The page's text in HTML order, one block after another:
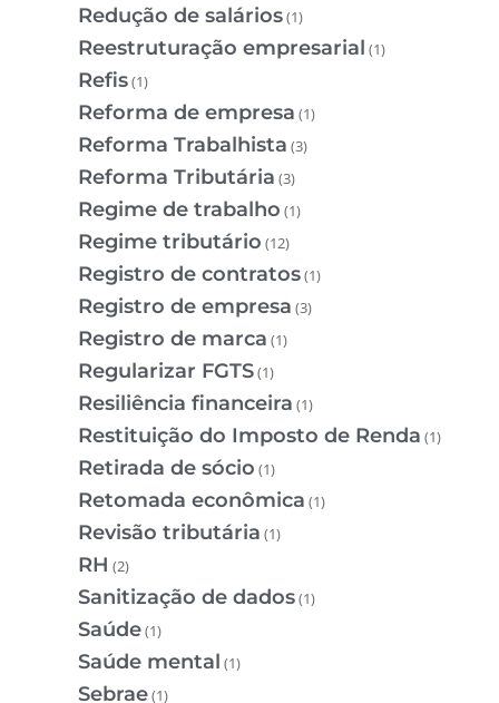
Redução de salários(1)
Reestruturação empresarial (1)
Refis(1)
Reforma de empresa (1)
Reforma Trabalhista (3)
Reforma Tributária (3)
Regime de trabalho (1)
Regime tributário (12)
Registro de contratos(1)
Registro de empresa (3)
Registro de marca (1)
Regularizar FGTS(1)
Resiliência financeira (1)
Restituição do Imposto de Renda (1)
Retirada de sócio (1)
Retomada econômica (1)
Revisão tributária (1)
RH (2)
Sanitização de dados(1)
Saúde(1)
Saúde mental (1)
Sebrae(1)